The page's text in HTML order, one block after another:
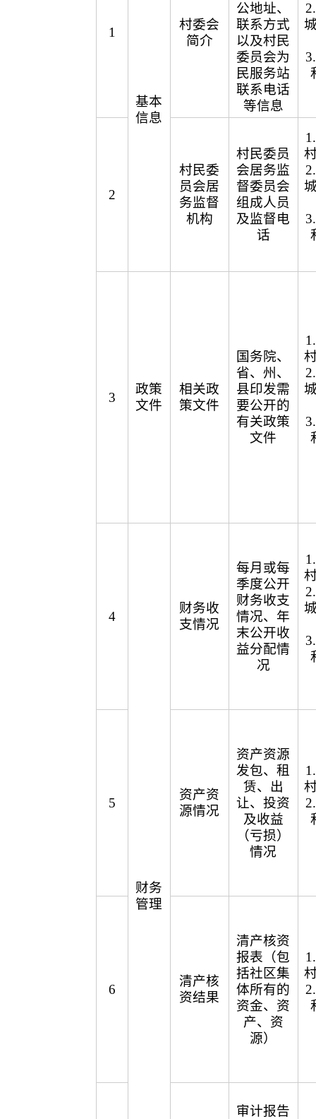
1
基本
信息
村委会
简介
公地址、
联系方式
以及村民
委员会为
民服务站
联系电话
等信息
2
村民委
员会居
务监督
机构
村民委员
会居务监
督委员会
组成人员
及监督电
话
3
政策
文件
相关政
策文件
国务院、
省、州、
县印发需
要公开的
有关政策
文件
4
财务
管理
财务收
支情况
每月或每
季度公开
财务收支
情况、年
末公开收
益分配情
况
5
资产资
源情况
资产资源
发包、租
赁、出
让、投资
及收益
（亏损）
情况
6
清产核
资结果
清产核资
报表（包
括社区集
体所有的
资金、资
产、资
源）
审计报告